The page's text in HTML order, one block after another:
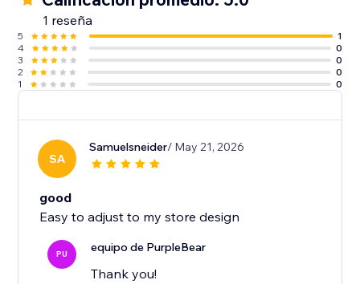
1 reseña
5
1
4
0
3
0
2
0
1
0
SA
Samuelsneider/ May 21, 2026
good
Easy to adjust to my store design
PU equipo de PurpleBear
Thank you!